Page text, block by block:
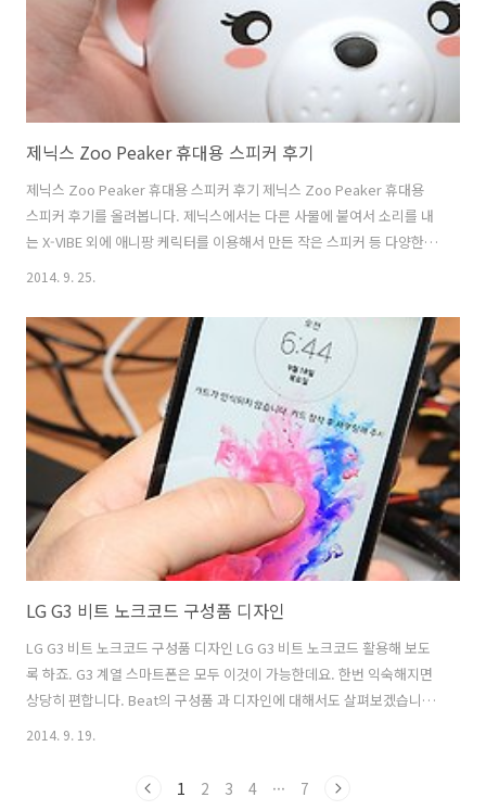
제닉스 Zoo Peaker 휴대용 스피커 후기
제닉스 Zoo Peaker 휴대용 스피커 후기 제닉스 Zoo Peaker 휴대용
스피커 후기를 올려봅니다. 제닉스에서는 다른 사물에 붙여서 소리를 내
는 X-VIBE 외에 애니팡 케릭터를 이용해서 만든 작은 스피커 등 다양한
코 부분이 고무로 되어있어서 만질때 좀 더 느낌이 재미있더군요. 아이들
이 사용하기에도 적당하고 휴대하고 다니다가 사용하기에도 적당합니
다. 사용방법은 이전의 애니팡 스피커와 동일하더군요. 동물 케릭터명은
꿀이 끼리 멍이 알리 이렇더군요. 코알라 코끼리 강아지 돼지 모양의 스
피커 인데요. 케릭터 4개를 모두 모아 봤습니다. 재미있는 것 만큼 소..
2014. 9. 25.
LG G3 비트 노크코드 구성품 디자인
LG G3 비트 노크코드 구성품 디자인 LG G3 비트 노크코드 활용해 보도
록 하죠. G3 계열 스마트폰은 모두 이것이 가능한데요. 한번 익숙해지면
상당히 편합니다. Beat의 구성품 과 디자인에 대해서도 살펴보겠습니
다. LG 스마트폰들은 지금은 이제 후면 인터페이스로 완전히 자리를 잡
도 그것이긴 하죠. 버튼이 뒤에 있어서 측면 버튼에 익숙한 사용자들은
2014. 9. 19.
1 2 3 4 ··· 7